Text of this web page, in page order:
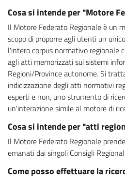
Cosa si intende per "Motore
Il Motore Federato Regionale è un
scopo di proporre agli utenti un
l'intero corpus normativo regionale
agli atti memorizzati sui sistemi
Regioni/Province autonome. Si
indicizzazione degli atti normativi
esperti e non, uno strumento di
un'interazione simile al motore di
Cosa si intende per "atti
Il Motore Federato Regionale
emanati dai singoli Consigli
Come posso effettuare la